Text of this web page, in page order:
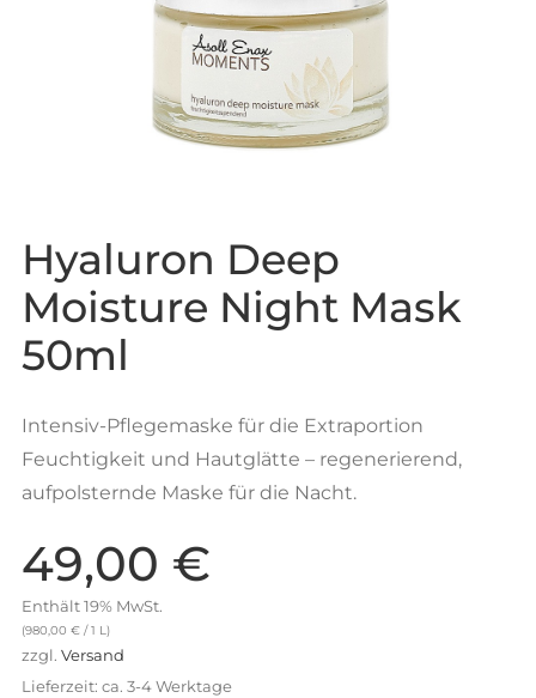
Hyaluron Deep
Moisture Night Mask
50ml
Intensiv-Pflegemaske für die Extraportion
Feuchtigkeit und Hautglätte – regenerierend,
aufpolsternde Maske für die Nacht.
49,00 €
Enthält 19% MwSt.
(980,00 € / 1 L)
zzgl. Versand
Lieferzeit: ca. 3-4 Werktage